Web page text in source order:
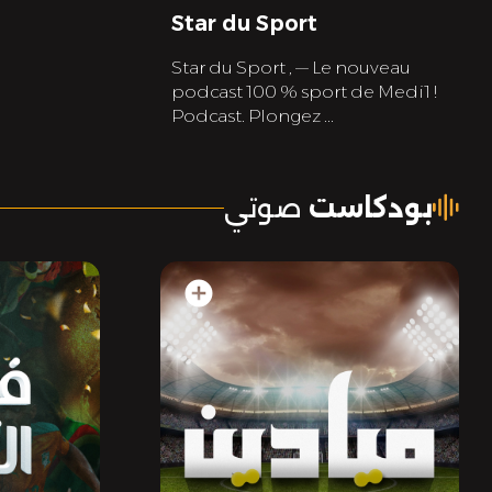
Star du Sport
Star du Sport , — Le nouveau
podcast 100 % sport de Medi1 !
Podcast. Plongez ...
بودكاست صوتي
add_circle